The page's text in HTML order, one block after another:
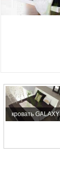
кровать GALAXY